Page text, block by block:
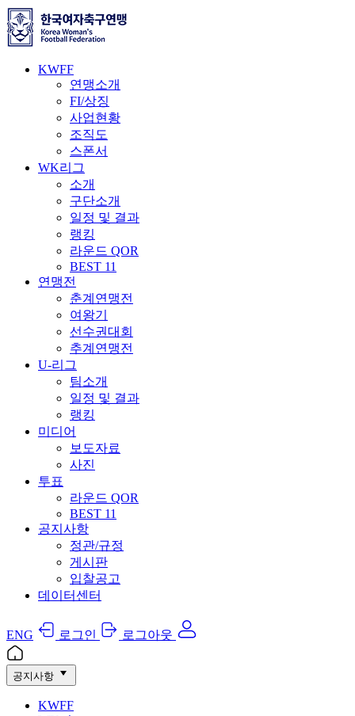
KWFF
연맹소개
FI/상징
사업현황
조직도
스폰서
WK리그
소개
구단소개
일정 및 결과
랭킹
라운드 QOR
BEST 11
연맹전
춘계연맹전
여왕기
선수권대회
추계연맹전
U-리그
팀소개
일정 및 결과
랭킹
미디어
보도자료
사진
투표
라운드 QOR
BEST 11
공지사항
정관/규정
게시판
입찰공고
데이터센터
ENG 로그인 로그아웃
공지사항
KWFF